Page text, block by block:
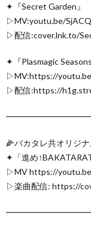
✦『Secret Garden』
▷MV:youtu.be/
▷配信:cover.lnk.to/
✦『Plasmagic
▷MV:https://
▷配信:https://
🌽バカタレ共オリジ
✦「進め
▷MV https://
▷楽曲配信: https://